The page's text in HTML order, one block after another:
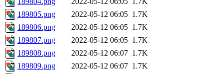
189805.png
2022-05-12 06:05 1.7K
189806.png
2022-05-12 06:05 1.7K
189807.png
2022-05-12 06:05 1.7K
189808.png
2022-05-12 06:07 1.7K
189809.png
2022-05-12 06:07 1.7K